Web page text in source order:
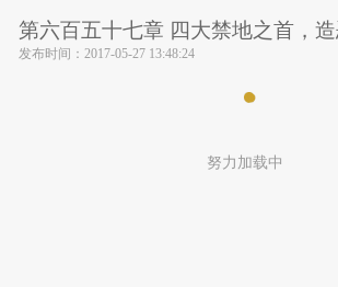
第六百五十七章 四大禁地之首，
发布时间： 2017-05-27 13:48:24
努力加载中